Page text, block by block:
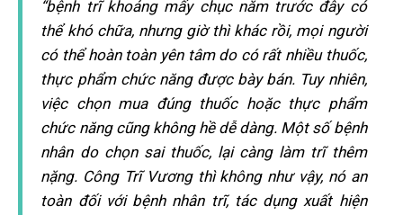
“bệnh trĩ khoảng mấy chục năm trước đây có
thể khó chữa, nhưng giờ thì khác rồi, mọi người
có thể hoàn toàn yên tâm do có rất nhiều thuốc,
thực phẩm chức năng được bày bán. Tuy nhiên,
việc chọn mua đúng thuốc hoặc thực phẩm
chức năng cũng không hề dễ dàng. Một số bệnh
nhân do chọn sai thuốc, lại càng làm trĩ thêm
nặng. Công Trĩ Vương thì không như vậy, nó an
toàn đối với bệnh nhân trĩ, tác dụng xuất hiện